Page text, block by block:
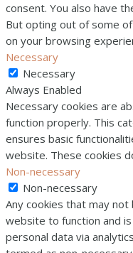
consent. You also have
But opting out of some
on your browsing
Necessary
Necessary
Always Enabled
Necessary cookies are
function properly. This
ensures basic
website. These cookies
Non-necessary
Non-necessary
Any cookies that may
website to function and
personal data via